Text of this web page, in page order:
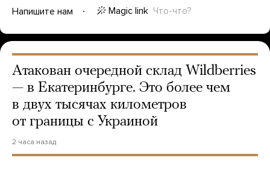
Напишите нам
Magic link Что-что?
Атакован очередной склад Wildberries
— в Екатеринбурге. Это более чем
в двух тысячах километров
от границы с Украиной
2 часа назад